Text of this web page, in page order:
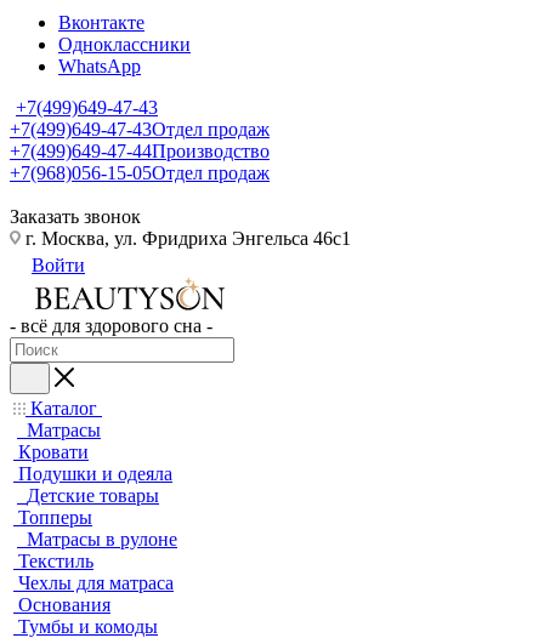
Вконтакте
Одноклассники
WhatsApp
+7(499)649-47-43
+7(499)649-47-43Отдел продаж
+7(499)649-47-44Производство
+7(968)056-15-05Отдел продаж
Заказать звонок
г. Москва, ул. Фридриха Энгельса 46с1
Войти
- всё для здорового сна -
Каталог
Матрасы
Кровати
Подушки и одеяла
Детские товары
Топперы
Матрасы в рулоне
Текстиль
Чехлы для матраса
Основания
Тумбы и комоды